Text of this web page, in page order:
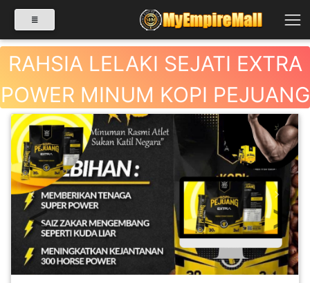
RAHSIA LELAKI SEJATI EXTRA
POWER MINUM KOPI PEJUANG
Previous Next
SELECT CATEGORY
PRODUK(0)
BABIES(0)
KESIHATAN(80)
PERNIAGAAN